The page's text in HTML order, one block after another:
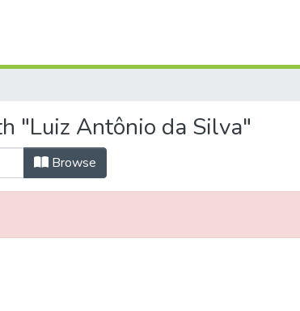
"Luiz Antônio da Silva"
Browse